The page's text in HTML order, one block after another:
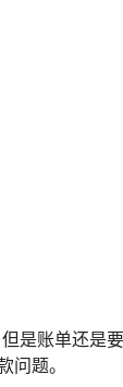
是账单还是
问题。